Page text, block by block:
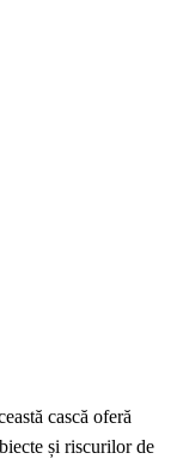
cască oferă
și riscurilor de